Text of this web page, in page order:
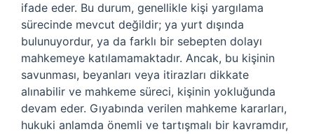
ifade eder. Bu durum, genellikle kişi yargılama
sürecinde mevcut değildir; ya yurt dışında
bulunuyordur, ya da farklı bir sebepten dolayı
mahkemeye katılamamaktadır. Ancak, bu kişinin
savunması, beyanları veya itirazları dikkate
alınabilir ve mahkeme süreci, kişinin yokluğunda
devam eder. Gıyabında verilen mahkeme kararları,
hukuki anlamda önemli ve tartışmalı bir kavramdır,